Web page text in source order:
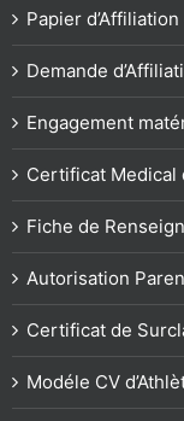
Papier
Demande
Engagement
Certificat Medical
Fiche de
Autorisation
Certificat de
Modéle CV